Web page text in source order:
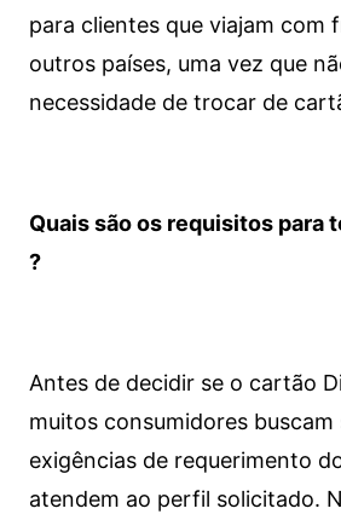
para clientes que viajam com
outros países, uma vez que
necessidade de trocar de
Quais são os requisitos para
?
Antes de decidir se o cartão
muitos consumidores buscam
exigências de requerimento
atendem ao perfil solicitado.